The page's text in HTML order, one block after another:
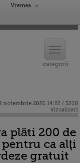
Vremea
noiembrie 2020 14:22 / 5260
vizualizari
plăti 200 de
ca alţi
gratuit